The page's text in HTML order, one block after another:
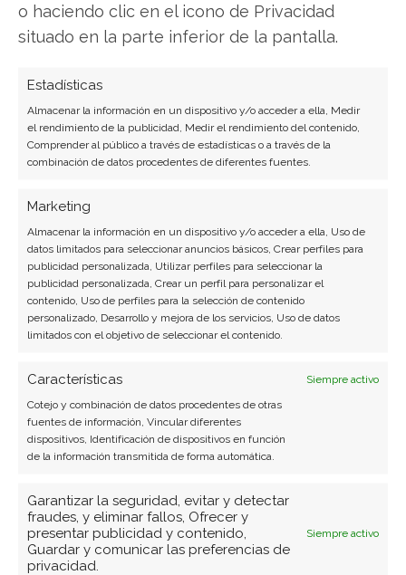
o haciendo clic en el icono de Privacidad
situado en la parte inferior de la pantalla.
Estadísticas
Almacenar la información en un dispositivo y/o acceder a ella, Medir
el rendimiento de la publicidad, Medir el rendimiento del contenido,
Comprender al público a través de estadísticas o a través de la
combinación de datos procedentes de diferentes fuentes.
Marketing
Almacenar la información en un dispositivo y/o acceder a ella, Uso de
datos limitados para seleccionar anuncios básicos, Crear perfiles para
publicidad personalizada, Utilizar perfiles para seleccionar la
publicidad personalizada, Crear un perfil para personalizar el
contenido, Uso de perfiles para la selección de contenido
personalizado, Desarrollo y mejora de los servicios, Uso de datos
limitados con el objetivo de seleccionar el contenido.
Características
Siempre activo
Cotejo y combinación de datos procedentes de otras
fuentes de información, Vincular diferentes
dispositivos, Identificación de dispositivos en función
de la información transmitida de forma automática.
Garantizar la seguridad, evitar y detectar
fraudes, y eliminar fallos, Ofrecer y
presentar publicidad y contenido,
Guardar y comunicar las preferencias de
privacidad.
Siempre activo